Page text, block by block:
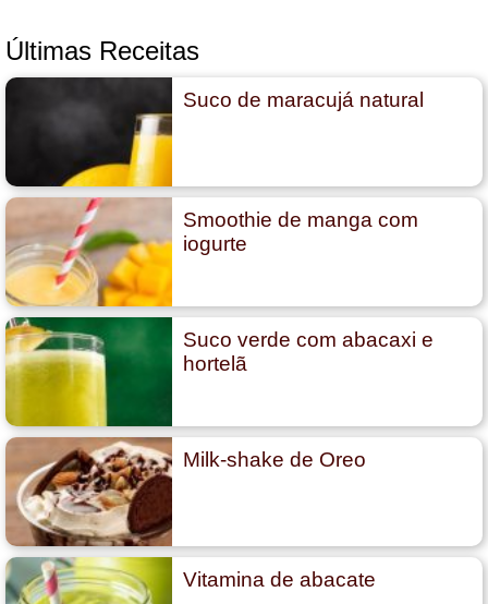
Últimas Receitas
Suco de maracujá natural
Smoothie de manga com
iogurte
Suco verde com abacaxi e
hortelã
Milk-shake de Oreo
Vitamina de abacate